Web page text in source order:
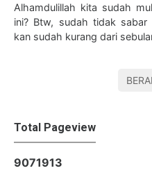
Alhamdulillah kita sudah
ini? Btw, sudah tidak sabar
kan sudah kurang dari
Total Pageview
9071913